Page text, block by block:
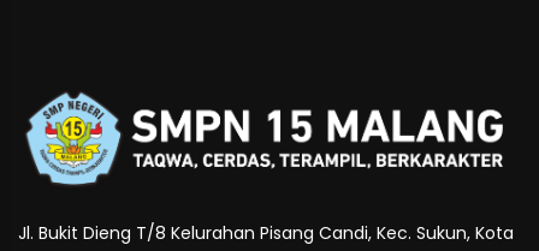
Jl. Bukit Dieng T/8 Kelurahan Pisang Candi, Kec. Sukun, Kota